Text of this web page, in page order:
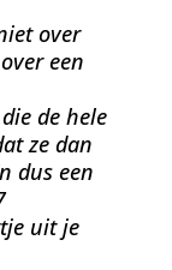
over
een
de hele
ze dan
dus een
uit je